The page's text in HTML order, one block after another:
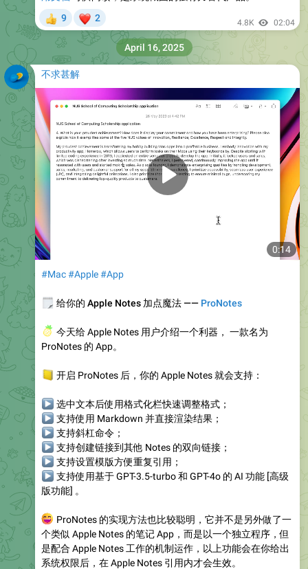
9 2 4.8K 02:04
不求甚解
0:14
#Mac#Apple#App
给你的 Apple Notes 加点魔法 —— ProNotes
今天给 Apple Notes 用户介绍一个利器， 一款名为
ProNotes 的 App。
开启 ProNotes 后，你的 Apple Notes 就会支持：
选中文本后使用格式化栏快速调整格式；
支持使用 Markdown 并直接渲染结果；
支持斜杠命令；
支持创建链接到其他 Notes 的双向链接；
支持设置模版方便重复引用；
支持使用基于 GPT-3.5-turbo 和 GPT-4o 的 AI 功能 [高级
版功能] 。
ProNotes 的实现方法也比较聪明，它并不是另外做了一
个类似 Apple Notes 的笔记 App，而是以一个独立程序，但
是配合 Apple Notes 工作的机制运作，以上功能会在你给出
系统权限后，在 Apple Notes 引用内才会生效。
April 16, 2025